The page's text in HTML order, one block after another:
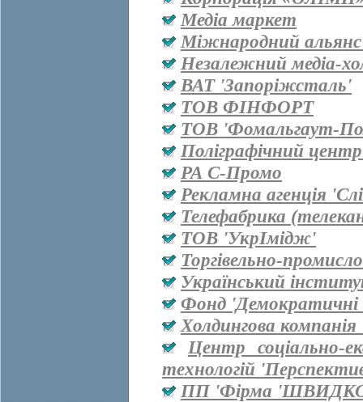
Медіа маркет
Міжнародний
Незалежний медіа-
ВАТ 'Запоріжсталь'
ТОВ ФІНФОРТ
ТОВ 'Фомальгаут-
Поліграфічний
РА С-Промо
Рекламна агенція
Телефабрика
ТОВ 'УкрІмідж'
Торгівельно-
Український
Фонд 'Демократичні
Холдингова
Центр соціально-
технологій
ПП 'Фірма